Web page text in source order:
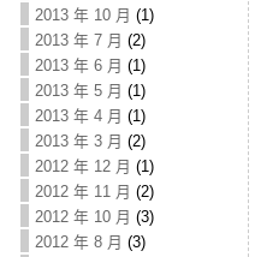
2013 年 10 月 (1)
2013 年 7 月 (2)
2013 年 6 月 (1)
2013 年 5 月 (1)
2013 年 4 月 (1)
2013 年 3 月 (2)
2012 年 12 月 (1)
2012 年 11 月 (2)
2012 年 10 月 (3)
2012 年 8 月 (3)